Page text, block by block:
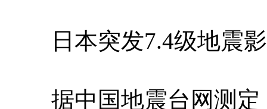
日本突发7.4级地震影
据中国地震台网测定